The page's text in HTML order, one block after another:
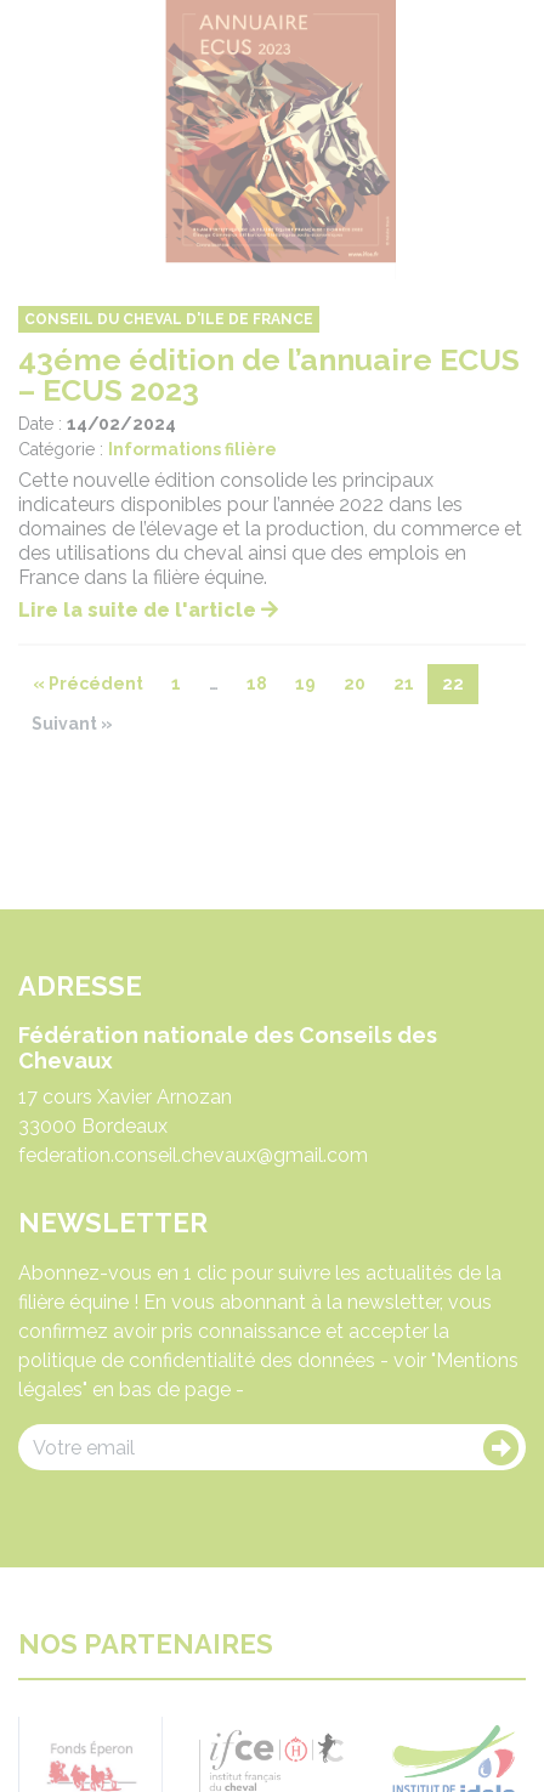
CONSEIL DU CHEVAL D'ILE DE FRANCE
43éme édition de l’annuaire ECUS
– ECUS 2023
Date : 14/02/2024
Catégorie :
Informations filière
Cette nouvelle édition consolide les principaux
indicateurs disponibles pour l’année 2022 dans les
domaines de l’élevage et la production, du commerce et
des utilisations du cheval ainsi que des emplois en
France dans la filière équine.
Lire la suite de l'article
« Précédent 1 … 18 19 20 21 22
Suivant »
ADRESSE
Fédération nationale des Conseils des
Chevaux
17 cours Xavier Arnozan
33000 Bordeaux
federation.conseil.chevaux@gmail.com
NEWSLETTER
Abonnez-vous en 1 clic pour suivre les actualités de la
filière équine ! En vous abonnant à la newsletter, vous
confirmez avoir pris connaissance et accepter la
politique de confidentialité des données - voir "Mentions
légales" en bas de page -
NOS PARTENAIRES